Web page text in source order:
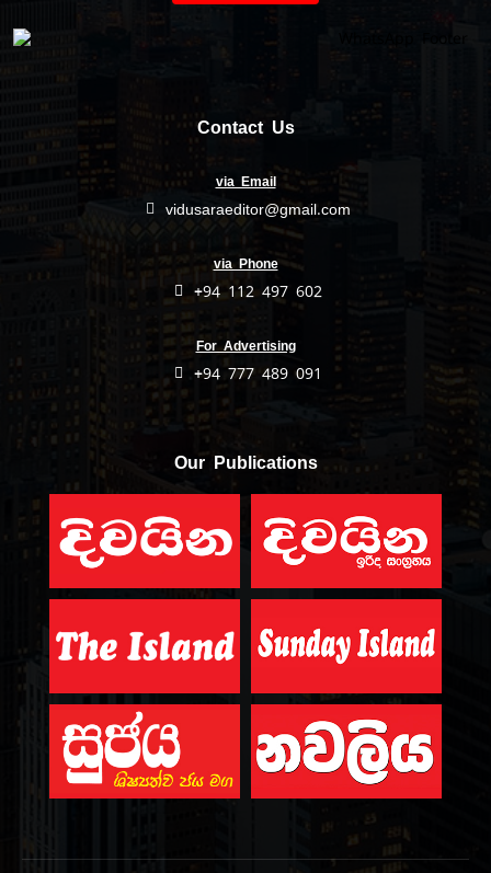
Contact Us
via Email
vidusaraeditor@gmail.com
via Phone
+94 112 497 602
For Advertising
+94 777 489 091
Our Publications